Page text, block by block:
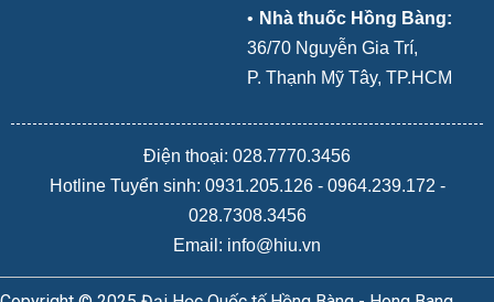
• Nhà thuốc Hồng Bàng:
36/70 Nguyễn Gia Trí,
P. Thạnh Mỹ Tây, TP.HCM
Điện thoại: 028.7770.3456
Hotline Tuyển sinh: 0931.205.126- 0964.239.172 -
028.7308.3456
Email: info@hiu.vn